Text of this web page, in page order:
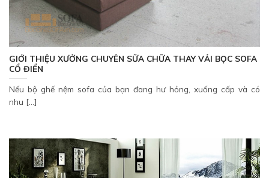
GIỚI THIỆU XƯỞNG CHUYÊN SỮA CHỮA THAY VẢI BỌC SOFA
CỔ ĐIỂN
Nếu bộ ghế nệm sofa của bạn đang hư hỏng, xuống cấp và có
nhu [...]